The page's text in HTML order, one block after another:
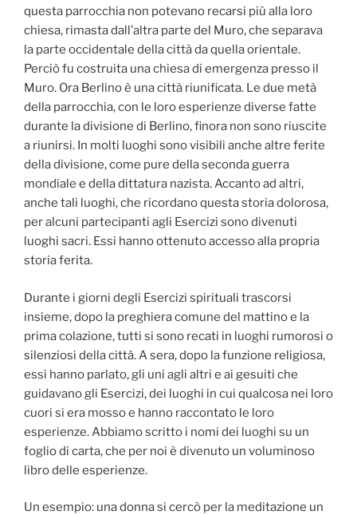
questa parrocchia non potevano recarsi più alla loro
chiesa, rimasta dall’altra parte del Muro, che separava
la parte occidentale della città da quella orientale.
Perciò fu costruita una chiesa di emergenza presso il
Muro. Ora Berlino è una città riunificata. Le due metà
della parrocchia, con le loro esperienze diverse fatte
durante la divisione di Berlino, finora non sono riuscite
a riunirsi. In molti luoghi sono visibili anche altre ferite
della divisione, come pure della seconda guerra
mondiale e della dittatura nazista. Accanto ad altri,
anche tali luoghi, che ricordano questa storia dolorosa,
per alcuni partecipanti agli Esercizi sono divenuti
luoghi sacri. Essi hanno ottenuto accesso alla propria
storia ferita.
Durante i giorni degli Esercizi spirituali trascorsi
insieme, dopo la preghiera comune del mattino e la
prima colazione, tutti si sono recati in luoghi rumorosi o
silenziosi della città. A sera, dopo la funzione religiosa,
essi hanno parlato, gli uni agli altri e ai gesuiti che
guidavano gli Esercizi, dei luoghi in cui qualcosa nei loro
cuori si era mosso e hanno raccontato le loro
esperienze. Abbiamo scritto i nomi dei luoghi su un
foglio di carta, che per noi è divenuto un voluminoso
libro delle esperienze.
Un esempio: una donna si cercò per la meditazione un